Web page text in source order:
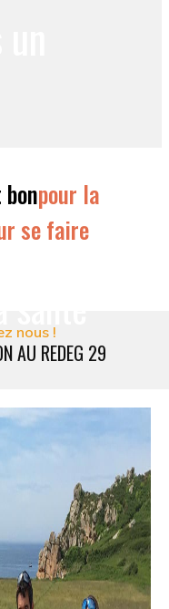
et
pour la
se faire
nous !
AU REDEG 29